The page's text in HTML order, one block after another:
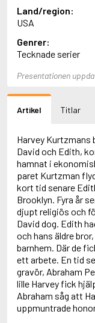
Abbott, John
Abbott, Megan
Abdel-Fattah, Randa
Abdolah, Kader
Abé, Kobo
Abele, Inga
Aboulela, Leila
Abrahams, Peter (f.
Abrahamson,
Abse, Dannie
Abu-Jaber, Diana
Abulhawa, Susan
Aburas, Lone
Achebe, Chinua
Achmatova, Anna
Aciman, André
Ackebo, Lena
Acker, Kathy
Ackroyd, Peter
Adam de la Halle
Adamov, Arthur
Adams, Douglas
Land/region:
USA
Genrer:
Tecknade serier
Presentationen
Artikel Titlar
Harvey Kurtzmans
David och Edith,
hamnat i
paret Kurtzman
kort tid senare
Brooklyn. Fyra år
djupt religiös och
David dog. Edith
och hans äldre
barnhem. Där de
ett arbete. En tid
gravör, Abraham
lille Harvey fick
Abraham såg att
uppmuntrade